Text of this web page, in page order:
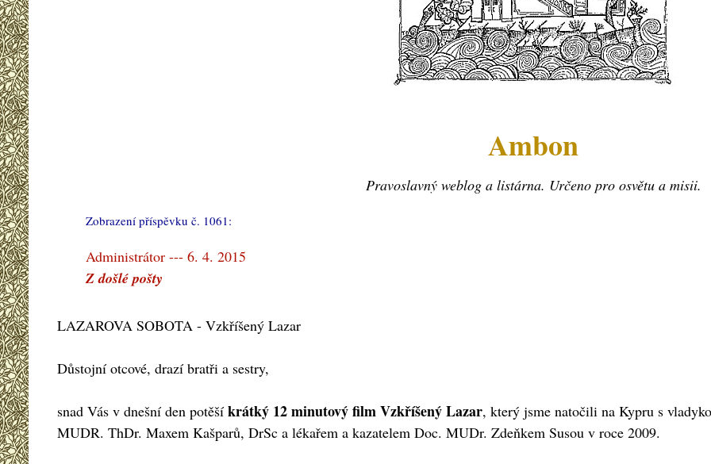
Ambon
Pravoslavný weblog a listárna. Určeno pro osvětu a misii.
Zobrazení příspěvku č. 1061:
Administrátor --- 6. 4. 2015
Z došlé pošty
LAZAROVA SOBOTA - Vzkříšený Lazar
Důstojní otcové, drazí bratři a sestry,
snad Vás v dnešní den potěší krátký 12 minutový film Vzkříšený Lazar, který jsme natočili na Kypru s
MUDR. ThDr. Maxem Kašparů, DrSc a lékařem a kazatelem Doc. MUDr. Zdeňkem Susou v roce 2009.